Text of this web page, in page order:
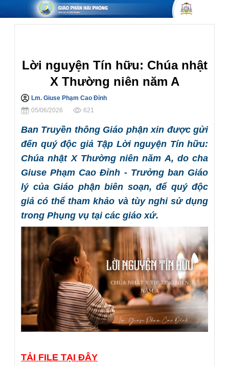
Lời nguyện Tín hữu: Chúa nhật
X Thường niên năm A
Lm. Giuse Phạm Cao Đỉnh
05/06/2026
621
Ban Truyền thông Giáo phận xin được gửi
đến quý độc giả Tập Lời nguyện Tín hữu:
Chúa nhật X Thường niên năm A, do cha
Giuse Phạm Cao Đỉnh - Trưởng ban Giáo
lý của Giáo phận biên soạn, để quý độc
giả có thể tham khảo và tùy nghi sử dụng
trong Phụng vụ tại các giáo xứ.
TẢI FILE TẠI ĐÂY